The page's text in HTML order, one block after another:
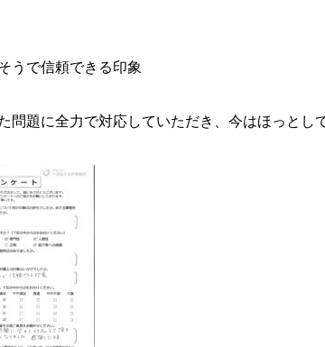
うで信頼できる印象
問題に全力で対応していただき、今はほっとし